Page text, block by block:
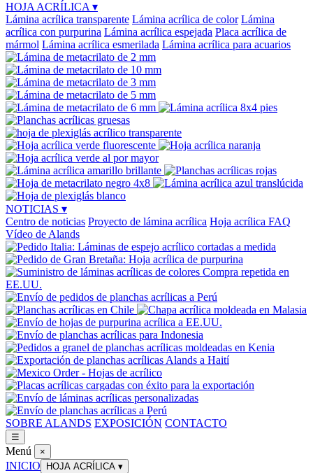
HOJA ACRÍLICA ▾
Lámina acrílica transparente Lámina acrílica de color Lámina
acrílica con purpurina Lámina acrílica espejada Placa acrílica de
mármol Lámina acrílica esmerilada Lámina acrílica para acuarios
NOTICIAS ▾
Centro de noticias Proyecto de lámina acrílica Hoja acrílica FAQ
Vídeo de Alands
SOBRE ALANDS EXPOSICIÓN CONTACTO
☰
Menú ×
INICIO HOJA ACRÍLICA ▾